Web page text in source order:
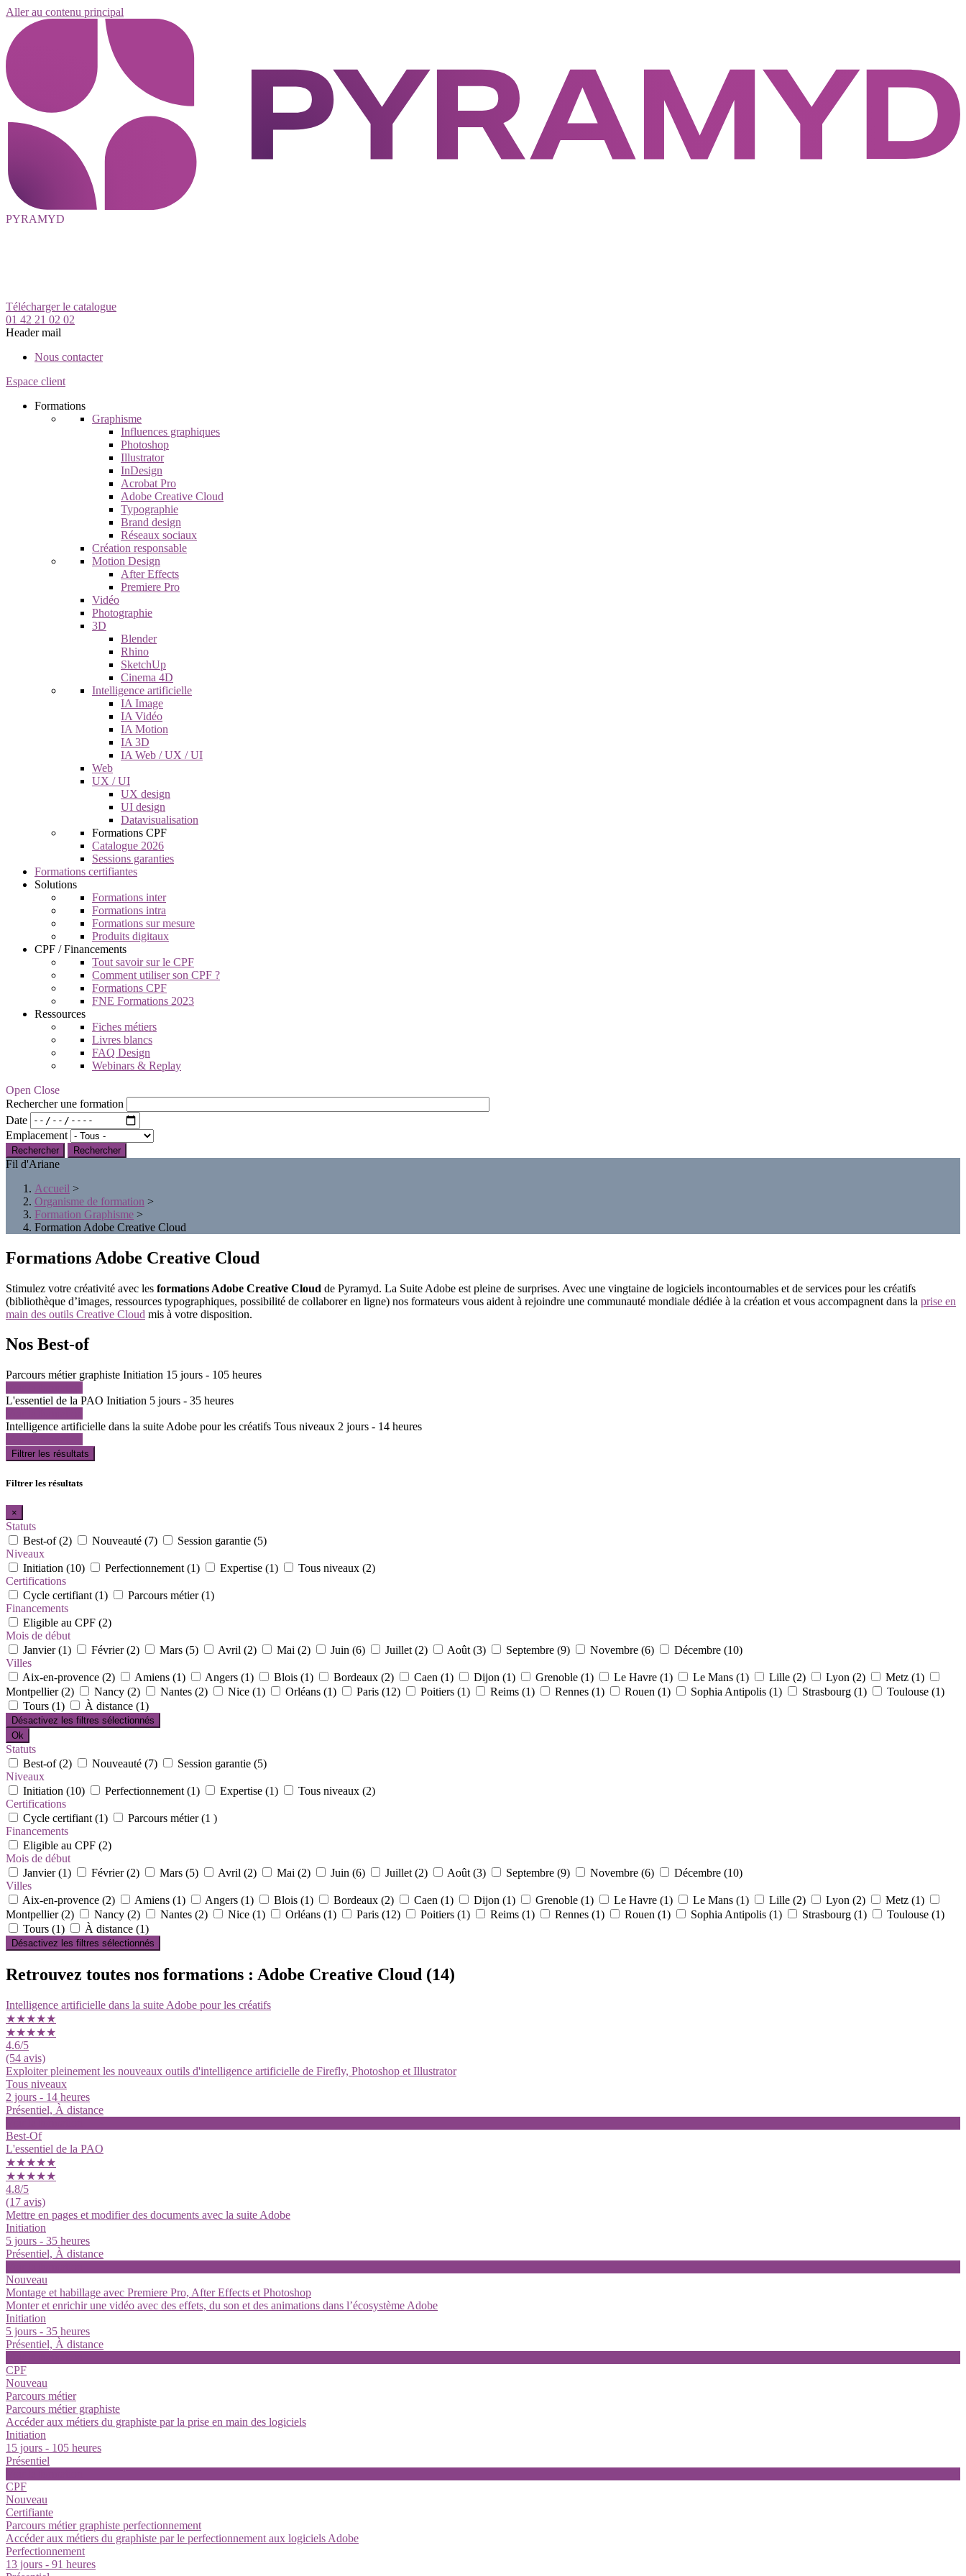
Aller au contenu principal
PYRAMYD
Télécharger le catalogue
01 42 21 02 02
Header mail
Nous contacter
Espace client
Formations
Graphisme
Influences graphiques
Photoshop
Illustrator
InDesign
Acrobat Pro
Adobe Creative Cloud
Typographie
Brand design
Réseaux sociaux
Création responsable
Motion Design
After Effects
Premiere Pro
Vidéo
Photographie
3D
Blender
Rhino
SketchUp
Cinema 4D
Intelligence artificielle
IA Image
IA Vidéo
IA Motion
IA 3D
IA Web / UX / UI
Web
UX / UI
UX design
UI design
Datavisualisation
Formations CPF
Catalogue 2026
Sessions garanties
Formations certifiantes
Solutions
Formations inter
Formations intra
Formations sur mesure
Produits digitaux
CPF / Financements
Tout savoir sur le CPF
Comment utiliser son CPF ?
Formations CPF
FNE Formations 2023
Ressources
Fiches métiers
Livres blancs
FAQ Design
Webinars & Replay
Open Close
Rechercher une formation
Date
Emplacement
Rechercher
Fil d'Ariane
Accueil >
Organisme de formation >
Formation Graphisme >
Formation Adobe Creative Cloud
Formations Adobe Creative Cloud
Stimulez votre créativité avec les formations Adobe Creative Cloud de Pyramyd. La Suite Adobe est pleine de surprises. Avec une vingtaine de logiciels incontournables et de services pour les créatifs
(bibliothèque d’images, ressources typographiques, possibilité de collaborer en ligne) nos formateurs vous aident à rejoindre une communauté mondiale dédiée à la création et vous accompagnent dans la prise en
main des outils Creative Cloud mis à votre disposition.
Nos Best-of
Parcours métier graphiste Initiation 15 jours - 105 heures
L'essentiel de la PAO Initiation 5 jours - 35 heures
Intelligence artificielle dans la suite Adobe pour les créatifs Tous niveaux 2 jours - 14 heures
Filtrer les résultats
Filtrer les résultats
×
Statuts
Best-of (2)
Nouveauté (7)
Session garantie (5)
Niveaux
Initiation (10)
Perfectionnement (1) Expertise (1)
Tous niveaux (2)
Certifications
Cycle certifiant (1)
Parcours métier (1)
Financements
Eligible au CPF (2)
Mois de début
Janvier (1)
Février (2) Mars (5) Avril (2) Mai (2) Juin (6) Juillet (2) Août (3) Septembre (9) Novembre (6)
Décembre (10)
Villes
Aix-en-provence (2)
Amiens (1) Angers (1) Blois (1) Bordeaux (2) Caen (1) Dijon (1) Grenoble (1) Le Havre (1) Le Mans (1) Lille (2) Lyon (2)
Metz (1)
Montpellier (2)
Nancy (2) Nantes (2) Nice (1) Orléans (1) Paris (12) Poitiers (1) Reims (1) Rennes (1) Rouen (1) Sophia Antipolis (1) Strasbourg (1)
Toulouse (1)
Tours (1)
À distance (1)
Désactivez les filtres sélectionnés
Ok
Statuts
Best-of (2)
Nouveauté (7)
Session garantie (5)
Niveaux
Initiation (10)
Perfectionnement (1) Expertise (1)
Tous niveaux (2)
Certifications
Cycle certifiant (1)
Parcours métier (1 )
Financements
Eligible au CPF (2)
Mois de début
Janvier (1)
Février (2) Mars (5) Avril (2) Mai (2) Juin (6) Juillet (2) Août (3) Septembre (9) Novembre (6)
Décembre (10)
Villes
Aix-en-provence (2)
Amiens (1) Angers (1) Blois (1) Bordeaux (2) Caen (1) Dijon (1) Grenoble (1) Le Havre (1) Le Mans (1) Lille (2) Lyon (2)
Metz (1)
Montpellier (2)
Nancy (2) Nantes (2) Nice (1) Orléans (1) Paris (12) Poitiers (1) Reims (1) Rennes (1) Rouen (1) Sophia Antipolis (1) Strasbourg (1)
Toulouse (1)
Tours (1)
À distance (1)
Désactivez les filtres sélectionnés
Retrouvez toutes nos formations : Adobe Creative Cloud (14)
Intelligence artificielle dans la suite Adobe pour les créatifs
★★★★★
★★★★★
4.6/5
(54 avis)
Exploiter pleinement les nouveaux outils d'intelligence artificielle de Firefly, Photoshop et Illustrator
Tous niveaux
2 jours - 14 heures
Présentiel, À distance
Best-Of
L'essentiel de la PAO
★★★★★
★★★★★
4.8/5
(17 avis)
Mettre en pages et modifier des documents avec la suite Adobe
Initiation
5 jours - 35 heures
Présentiel, À distance
Nouveau
Montage et habillage avec Premiere Pro, After Effects et Photoshop
Monter et enrichir une vidéo avec des effets, du son et des animations dans l’écosystème Adobe
Initiation
5 jours - 35 heures
Présentiel, À distance
CPF
Nouveau
Parcours métier
Parcours métier graphiste
Accéder aux métiers du graphiste par la prise en main des logiciels
Initiation
15 jours - 105 heures
Présentiel
CPF
Nouveau
Certifiante
Parcours métier graphiste perfectionnement
Accéder aux métiers du graphiste par le perfectionnement aux logiciels Adobe
Perfectionnement
13 jours - 91 heures